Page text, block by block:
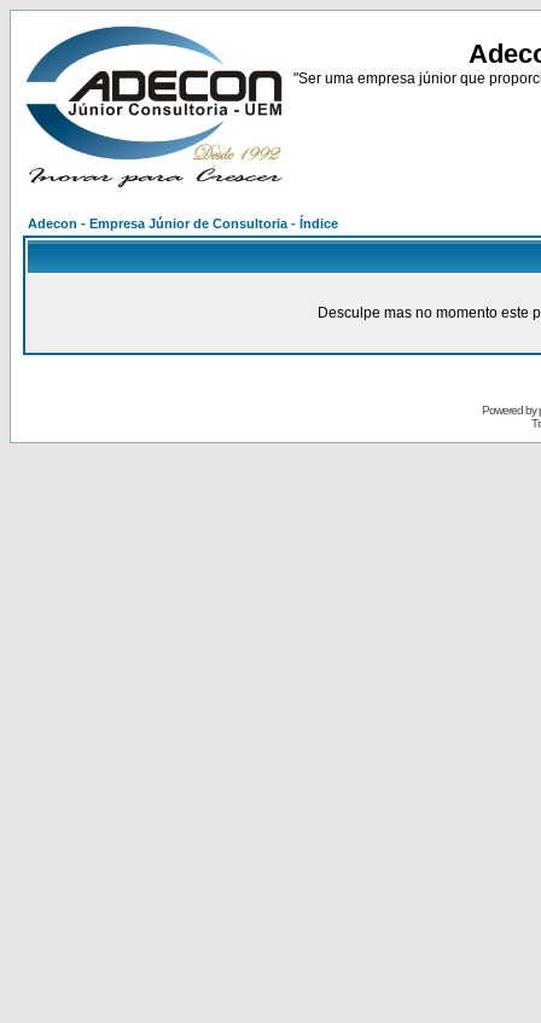
"Ser uma empresa júnior que
Adecon - Empresa Júnior de Consultoria - Índice
Desculpe mas no momento este
Powered by